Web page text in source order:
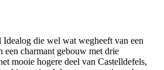
Idealog die wel wat wegheeft van een
charmant gebouw met drie
mooie hogere deel van Castelldefels,